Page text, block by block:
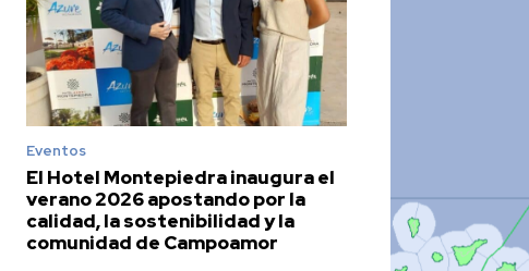
Eventos
El Hotel Montepiedra inaugura el
verano 2026 apostando por la
calidad, la sostenibilidad y la
comunidad de Campoamor